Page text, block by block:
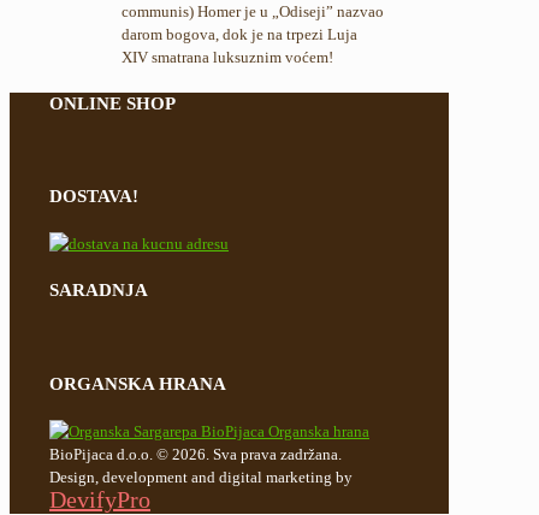
communis) Homer je u „Odiseji” nazvao
darom bogova, dok je na trpezi Luja
XIV smatrana luksuznim voćem!
ONLINE SHOP
DOSTAVA!
SARADNJA
ORGANSKA HRANA
BioPijaca d.o.o. © 2026. Sva prava zadržana.
Design, development and digital marketing by
DevifyPro